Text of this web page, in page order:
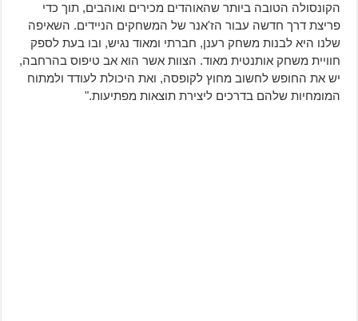
הקונסולה הטובה ביותר שהאוהדים מכירים ואוהבים, תוך כדי
פריצת דרך חדשה עבור הז'אנר של המשחקים הניידים. השאיפה
שלנו היא לבנות משחק רענן, חברתי ומאוד נגיש, ובו בעת לספק
חוויית משחק אותנטית מאוד. הצוות אשר הוא אב טיפוס בהרחבה,
יש את החופש לחשוב מחוץ לקופסה, ואת היכולת לעודד ולמתוח
המומחיות שלהם בדרכים ליצירת תוצאות מפתיעות."